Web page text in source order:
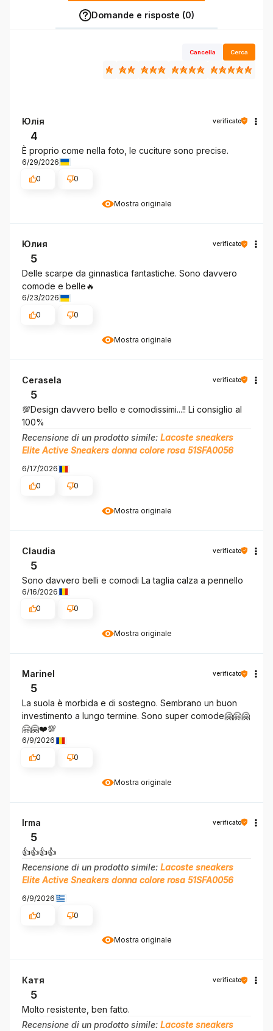
Domande e risposte (0)
Cancella Cerca
Mostra originale
Юлія verificato
4
È proprio come nella foto, le cuciture sono precise.
6/29/2026
0
0
Mostra originale
Юлия verificato
5
Delle scarpe da ginnastica fantastiche. Sono davvero
comode e belle🔥
6/23/2026
0
0
Mostra originale
Cerasela verificato
5
💯Design davvero bello e comodissimi...!! Li consiglio al
100%
Recensione di un prodotto simile: Lacoste sneakers
Elite Active Sneakers donna colore rosa 51SFA0056
6/17/2026
0
0
Mostra originale
Claudia verificato
5
Sono davvero belli e comodi La taglia calza a pennello
6/16/2026
0
0
Mostra originale
Marinel verificato
5
La suola è morbida e di sostegno. Sembrano un buon
investimento a lungo termine. Sono super comode🤗🤗🤗
🤗🤗❤️💯
6/9/2026
0
0
Mostra originale
Irma verificato
5
👍️👍️👍️👍️
Recensione di un prodotto simile: Lacoste sneakers
Elite Active Sneakers donna colore rosa 51SFA0056
6/9/2026
0
0
Катя verificato
5
Molto resistente, ben fatto.
Recensione di un prodotto simile: Lacoste sneakers